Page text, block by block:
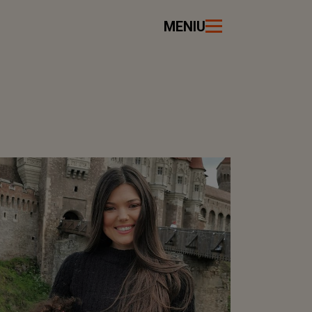
MENIU